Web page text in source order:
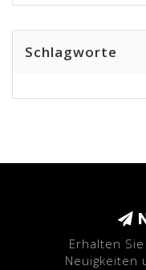
Schlagworte
Erhalten
Neuigkeiten